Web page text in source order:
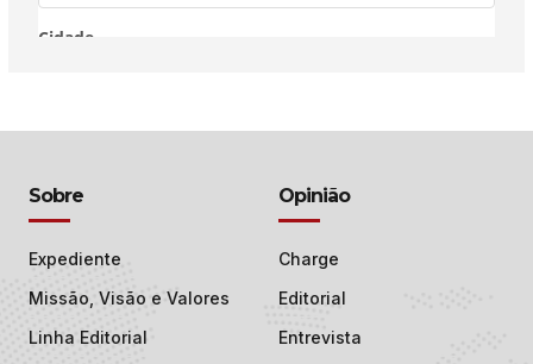
Sobre
Expediente
Missão, Visão e Valores
Linha Editorial
Opinião
Charge
Editorial
Entrevista